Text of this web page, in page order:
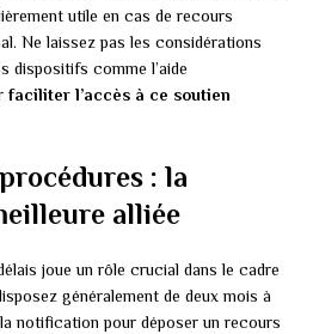
utile en cas de recours
Ne laissez pas les considérations
dispositifs comme l’aide
faciliter l’accès à ce soutien
: la
alliée
joue un rôle crucial dans le cadre
généralement de deux mois à
notification pour déposer un recours